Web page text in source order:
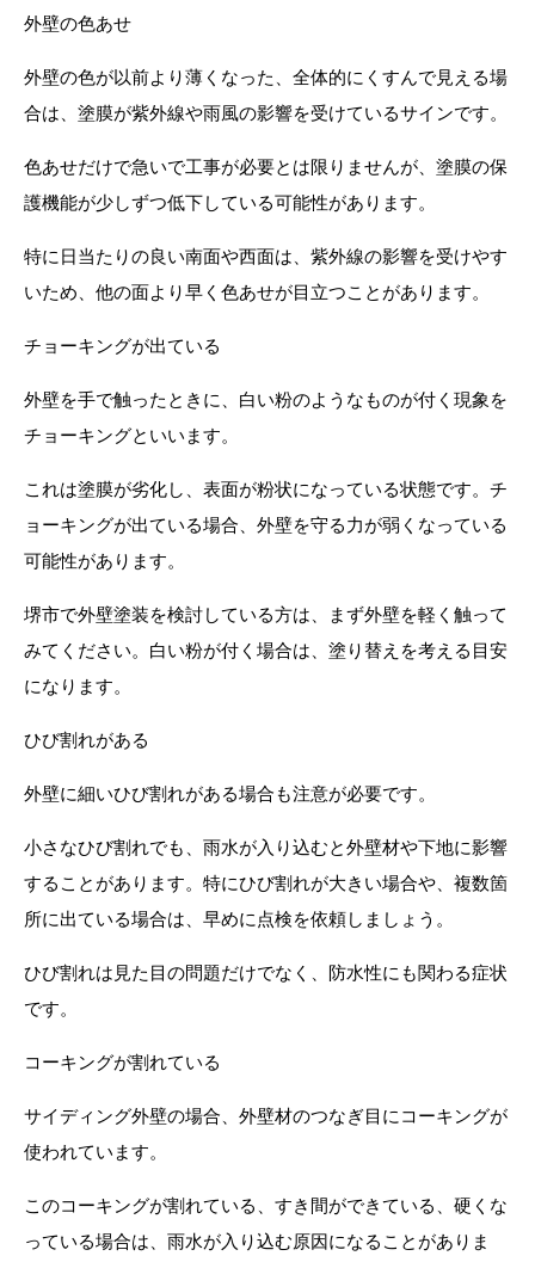
外壁の色あせ
外壁の色が以前より薄くなった、全体的にくすんで見える場
合は、塗膜が紫外線や雨風の影響を受けているサインです。
色あせだけで急いで工事が必要とは限りませんが、塗膜の保
護機能が少しずつ低下している可能性があります。
特に日当たりの良い南面や西面は、紫外線の影響を受けやす
いため、他の面より早く色あせが目立つことがあります。
チョーキングが出ている
外壁を手で触ったときに、白い粉のようなものが付く現象を
チョーキングといいます。
これは塗膜が劣化し、表面が粉状になっている状態です。チ
ョーキングが出ている場合、外壁を守る力が弱くなっている
可能性があります。
堺市で外壁塗装を検討している方は、まず外壁を軽く触って
みてください。白い粉が付く場合は、塗り替えを考える目安
になります。
ひび割れがある
外壁に細いひび割れがある場合も注意が必要です。
小さなひび割れでも、雨水が入り込むと外壁材や下地に影響
することがあります。特にひび割れが大きい場合や、複数箇
所に出ている場合は、早めに点検を依頼しましょう。
ひび割れは見た目の問題だけでなく、防水性にも関わる症状
です。
コーキングが割れている
サイディング外壁の場合、外壁材のつなぎ目にコーキングが
使われています。
このコーキングが割れている、すき間ができている、硬くな
っている場合は、雨水が入り込む原因になることがありま